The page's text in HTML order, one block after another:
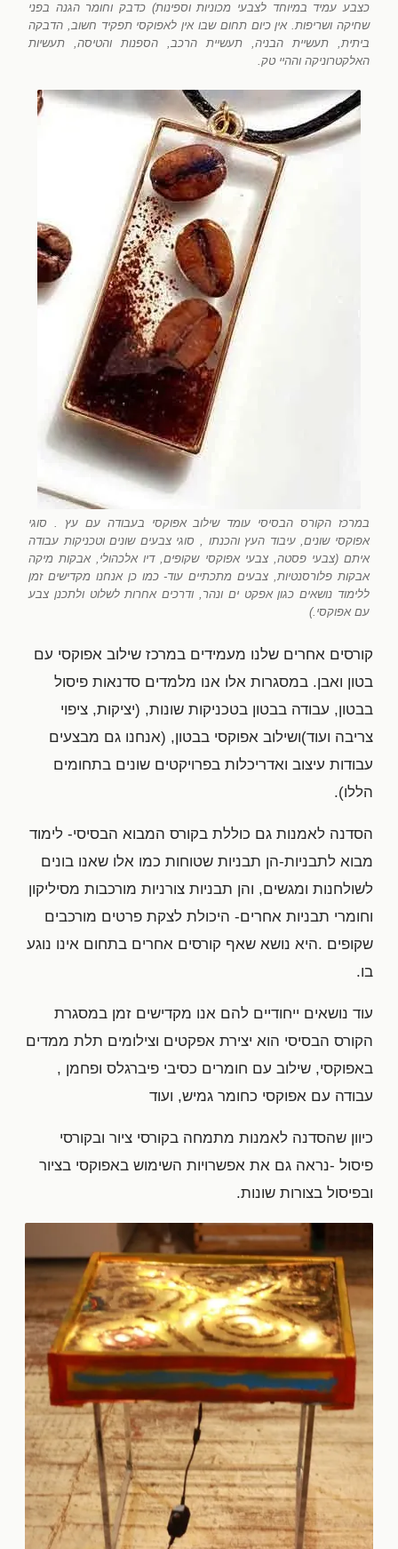
כצבע עמיד במיוחד לצבעי מכוניות וספינות) כדבק וחומר הגנה בפני
שחיקה ושריפות. אין כיום תחום שבו אין לאפוקסי תפקיד חשוב, הדבקה
ביתית, תעשיית הבניה, תעשיית הרכב, הספנות והטיסה, תעשיות
האלקטרוניקה וההיי טק.
במרכז הקורס הבסיסי עומד שילוב אפוקסי בעבודה עם עץ . סוגי
אפוקסי שונים, עיבוד העץ והכנתו , סוגי צבעים שונים וטכניקות עבודה
איתם (צבעי פסטה, צבעי אפוקסי שקופים, דיו אלכהולי, אבקות מיקה
אבקות פלורסנטיות, צבעים מתכתיים עוד- כמו כן אנחנו מקדישים זמן
ללימוד נושאים כגון אפקט ים ונהר, ודרכים אחרות לשלוט ולתכנן צבע
עם אפוקסי.)
קורסים אחרים שלנו מעמידים במרכז שילוב אפוקסי עם
בטון ואבן. במסגרות אלו אנו מלמדים סדנאות פיסול
בבטון, עבודה בבטון בטכניקות שונות, (יציקות, ציפוי
צריבה ועוד)ושילוב אפוקסי בבטון, (אנחנו גם מבצעים
עבודות עיצוב ואדריכלות בפרויקטים שונים בתחומים
הללו).
הסדנה לאמנות גם כוללת בקורס המבוא הבסיסי- לימוד
מבוא לתבניות-הן תבניות שטוחות כמו אלו שאנו בונים
לשולחנות ומגשים, והן תבניות צורניות מורכבות מסיליקון
וחומרי תבניות אחרים- היכולת לצקת פרטים מורכבים
שקופים .היא נושא שאף קורסים אחרים בתחום אינו נוגע
בו.
עוד נושאים ייחודיים להם אנו מקדישים זמן במסגרת
הקורס הבסיסי הוא יצירת אפקטים וצילומים תלת ממדים
באפוקסי, שילוב עם חומרים כסיבי פיברגלס ופחמן ,
עבודה עם אפוקסי כחומר גמיש, ועוד
כיוון שהסדנה לאמנות מתמחה בקורסי ציור ובקורסי
פיסול -נראה גם את אפשרויות השימוש באפוקסי בציור
ובפיסול בצורות שונות.